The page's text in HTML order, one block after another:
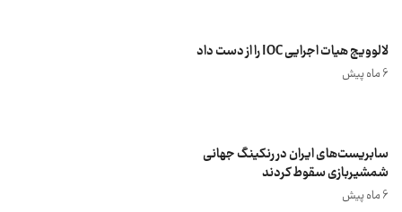
لالوویچ هیات اجرایی IOC را از دست داد
6 ماه پیش
سابریست‌های ایران در رنکینگ جهانی
شمشیربازی سقوط کردند
6 ماه پیش